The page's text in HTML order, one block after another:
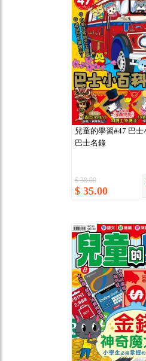
兒童的學習#47 巴
巴士名錄
$ 38.00
$ 35.00